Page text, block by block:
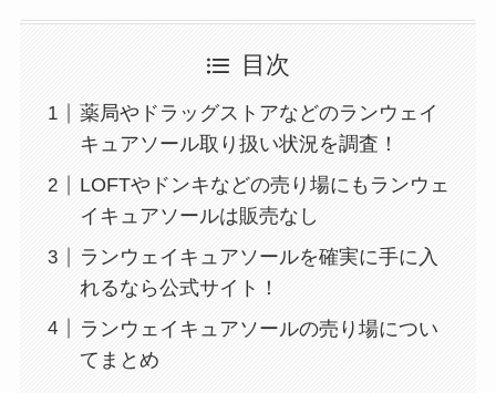
目次
薬局やドラッグストアなどのランウェイ
キュアソール取り扱い状況を調査！
LOFTやドンキなどの売り場にもランウェ
イキュアソールは販売なし
ランウェイキュアソールを確実に手に入
れるなら公式サイト！
ランウェイキュアソールの売り場につい
てまとめ